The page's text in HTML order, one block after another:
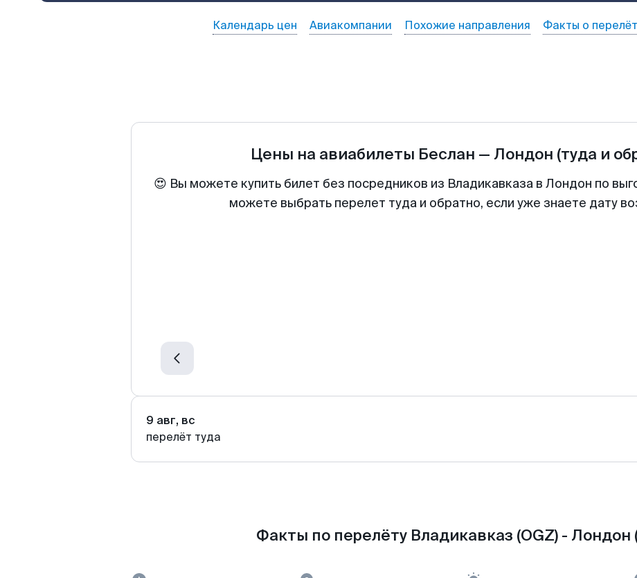
Календарь цен Авиакомпании Похожие направления Факты о
Цены на авиабилеты Беслан — Лондон (туда и
😍 Вы можете купить билет без посредников из Владикавказа в Лондон по
можете выбрать перелет туда и обратно, если уже знаете дату
9 авг, вс
перелёт туда
Факты по перелёту Владикавказ (OGZ) - Лондон